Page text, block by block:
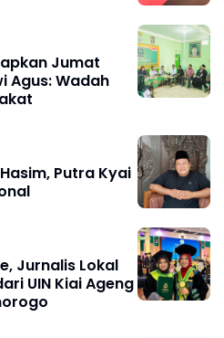
Jumat
Agus: Wadah
Putra Kyai
Jurnalis Lokal
UIN Kiai Ageng